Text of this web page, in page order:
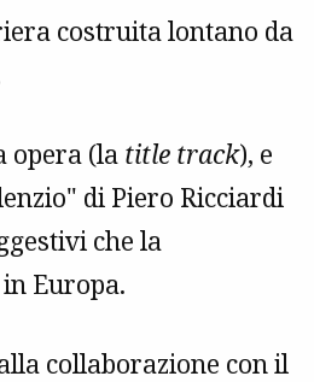
costruita lontano da
opera (la title track), e
di Piero Ricciardi
che la
Europa.
collaborazione con il